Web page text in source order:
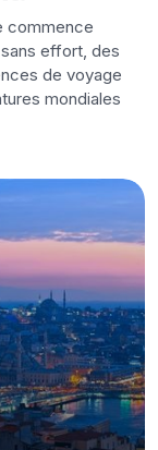
commence
effort, des
de voyage
mondiales